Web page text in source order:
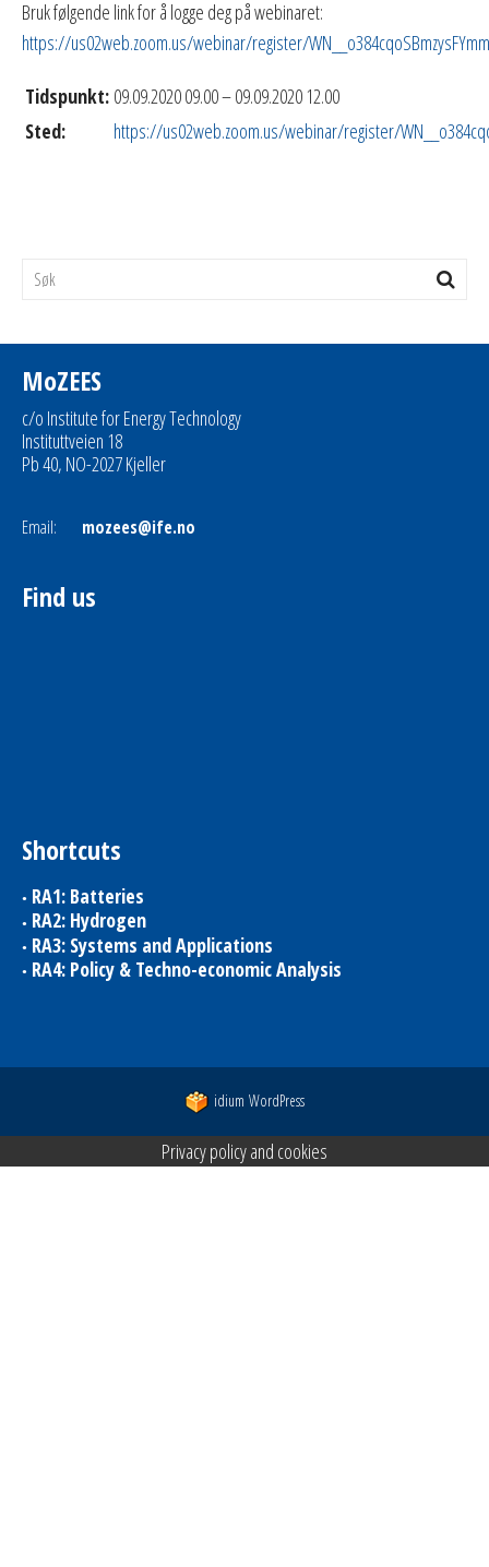
Bruk følgende link for å logge deg på webinaret:
https://us02web.zoom.us/webinar/register/
Tidspunkt: 09.09.2020 09.00 – 09.09.2020 12.00
Sted:
https://us02web.zoom.us/webinar/register/
MoZEES
c/o Institute for Energy Technology
Instituttveien 18
Pb 40, NO-2027 Kjeller
Email: mozees@ife.no
Find us
Shortcuts
RA1: Batteries
RA2: Hydrogen
RA3: Systems and Applications
RA4: Policy & Techno-economic Analysis
idium WordPress
Privacy policy and cookies